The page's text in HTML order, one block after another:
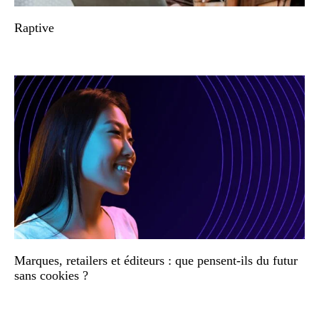
Raptive
Marques, retailers et éditeurs : que pensent-ils du futur
sans cookies ?